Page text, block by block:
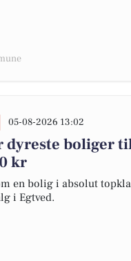
05-08-2026 13:02
dyreste boliger
kr
en bolig i absolut
i Egtved.